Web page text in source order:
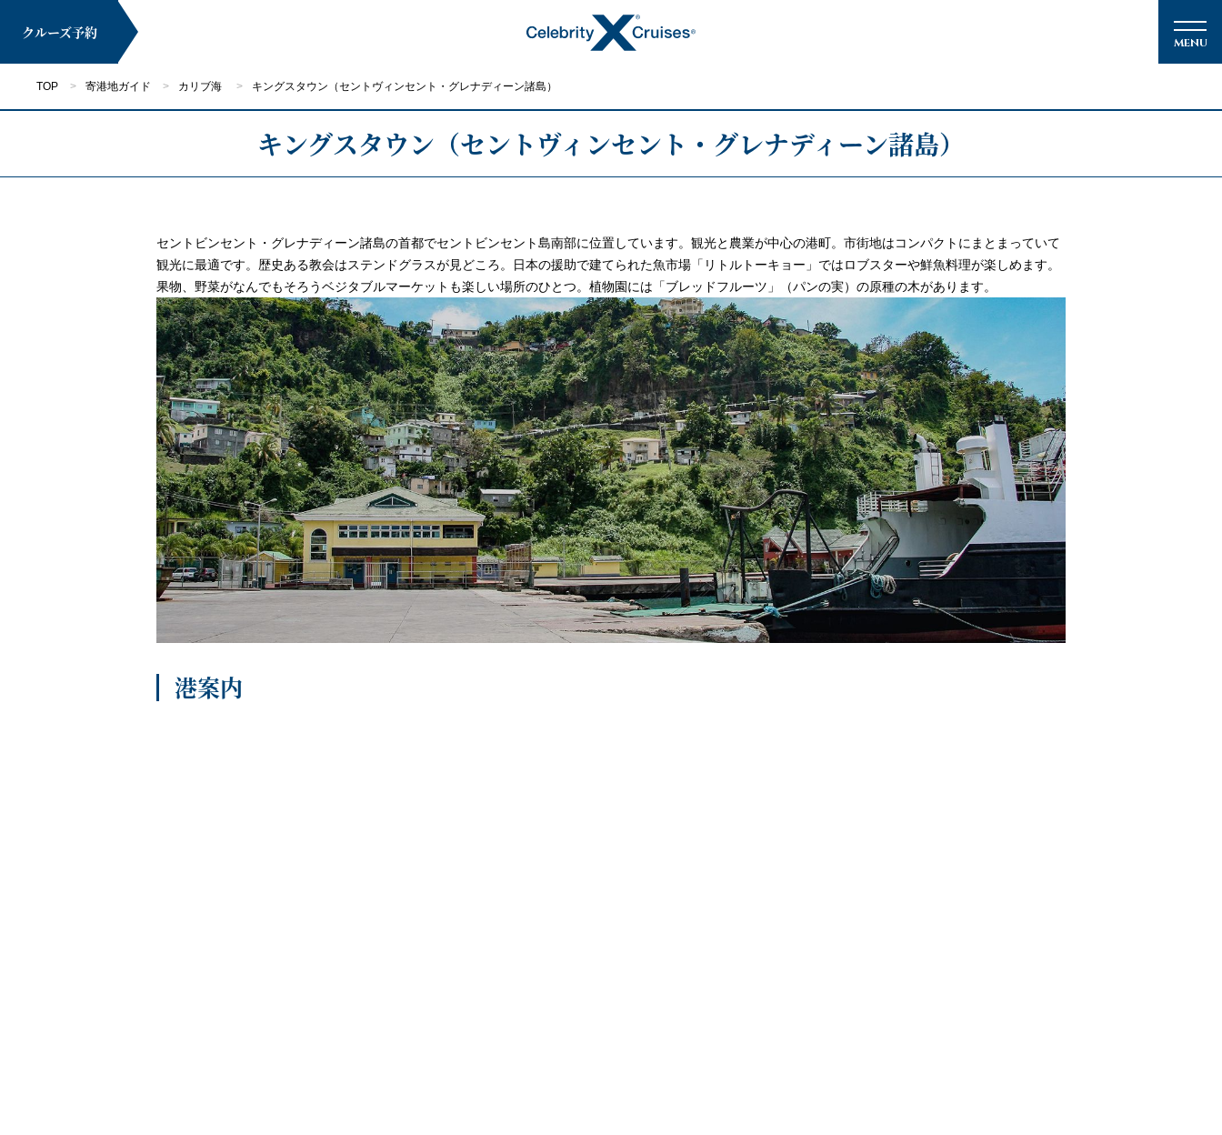
マイページ トピックス メルマガ登録
クルーズ検索 キャンペーン・特集 クルーズの楽しみ方
船内へようこそ 客船のご案内 寄港地ガイド
ご予約後の流れ お問い合わせ
クルーズ予約
TOP 寄港地ガイド カリブ海 キングスタウン（セントヴィンセント・グレナディーン諸島）
キングスタウン（セントヴィンセント・グレナディーン諸島）
セントビンセント・グレナディーン諸島の首都でセントビンセント島南部に位置しています。観光と農業が中心の港町。市街地はコンパクトにまとまっていて
観光に最適です。歴史ある教会はステンドグラスが見どころ。日本の援助で建てられた魚市場「リトルトーキョー」ではロブスターや鮮魚料理が楽しめます。
果物、野菜がなんでもそろうベジタブルマーケットも楽しい場所のひとつ。植物園には「ブレッドフルーツ」（パンの実）の原種の木があります。
港案内